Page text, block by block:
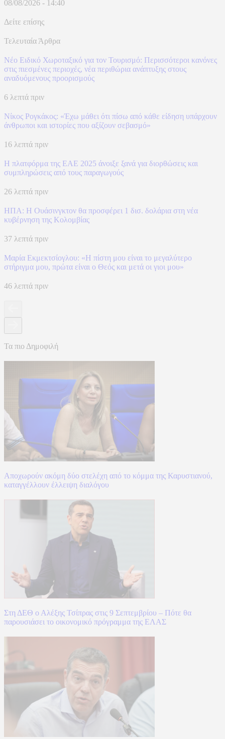
08/08/2026 - 14:40
Δείτε επίσης
Τελευταία Άρθρα
Νέο Ειδικό Χωροταξικό για τον Τουρισμό: Περισσότεροι κανόνες
στις πιεσμένες περιοχές, νέα περιθώρια ανάπτυξης στους
αναδυόμενους προορισμούς
6 λεπτά πριν
Νίκος Ρογκάκος: «Έχω μάθει ότι πίσω από κάθε είδηση υπάρχουν
άνθρωποι και ιστορίες που αξίζουν σεβασμό»
16 λεπτά πριν
Η πλατφόρμα της ΕΑΕ 2025 άνοιξε ξανά για διορθώσεις και
συμπληρώσεις από τους παραγωγούς
26 λεπτά πριν
ΗΠΑ: H Ουάσινγκτον θα προσφέρει 1 δισ. δολάρια στη νέα
κυβέρνηση της Κολομβίας
37 λεπτά πριν
Μαρία Εκμεκτσίογλου: «Η πίστη μου είναι το μεγαλύτερο
στήριγμα μου, πρώτα είναι ο Θεός και μετά οι γιοι μου»
46 λεπτά πριν
Τα πιο Δημοφιλή
Αποχωρούν ακόμη δύο στελέχη από το κόμμα της Καρυστιανού,
καταγγέλλουν έλλειψη διαλόγου
Στη ΔΕΘ ο Αλέξης Τσίπρας στις 9 Σεπτεμβρίου – Πότε θα
παρουσιάσει το οικονομικό πρόγραμμα της ΕΛΑΣ